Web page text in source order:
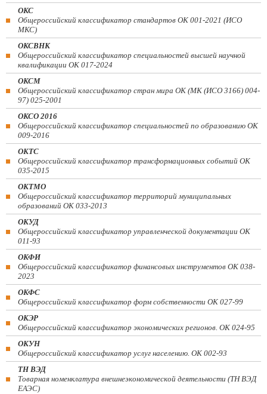
ОКС
Общероссийский классификатор стандартов ОК 001-2021 (ИСО
МКС)
ОКСВНК
Общероссийский классификатор специальностей высшей научной
квалификации ОК 017-2024
ОКСМ
Общероссийский классификатор стран мира ОК (МК (ИСО 3166) 004-
97) 025-2001
ОКСО 2016
Общероссийский классификатор специальностей по образованию ОК
009-2016
ОКТС
Общероссийский классификатор трансформационных событий ОК
035-2015
ОКТМО
Общероссийский классификатор территорий муниципальных
образований ОК 033-2013
ОКУД
Общероссийский классификатор управленческой документации ОК
011-93
ОКФИ
Общероссийский классификатор финансовых инструментов OK 038-
2023
ОКФС
Общероссийский классификатор форм собственности ОК 027-99
ОКЭР
Общероссийский классификатор экономических регионов. ОК 024-95
ОКУН
Общероссийский классификатор услуг населению. ОК 002-93
ТН ВЭД
Товарная номенклатура внешнеэкономической деятельности (ТН ВЭД
ЕАЭС)